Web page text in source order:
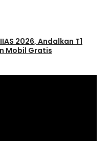
2026, Andalkan T1
Mobil Gratis